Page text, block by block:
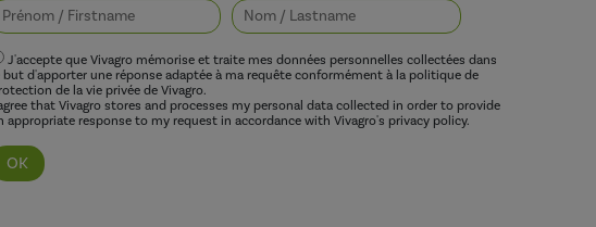
J'accepte que Vivagro mémorise et traite mes données personnelles collectées dans
but d'apporter une réponse adaptée à ma requête conformément à la politique de
de la vie privée de Vivagro.
that Vivagro stores and processes my personal data collected in order to provide
appropriate response to my request in accordance with Vivagro's privacy policy.